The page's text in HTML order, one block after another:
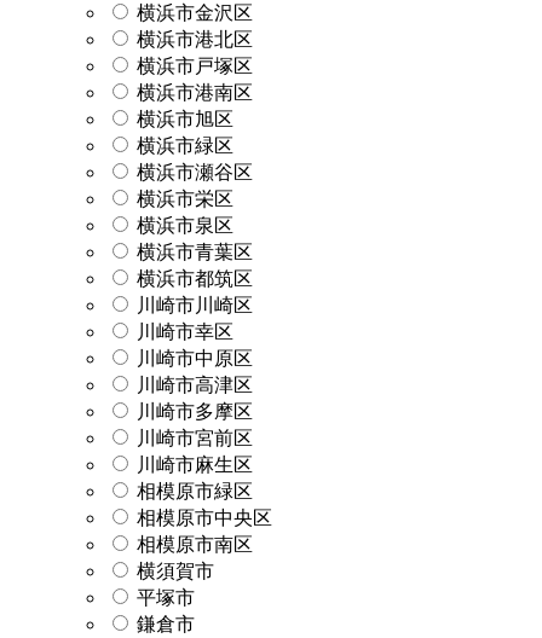
横浜市金沢区
横浜市港北区
横浜市戸塚区
横浜市港南区
横浜市旭区
横浜市緑区
横浜市瀬谷区
横浜市栄区
横浜市泉区
横浜市青葉区
横浜市都筑区
川崎市川崎区
川崎市幸区
川崎市中原区
川崎市高津区
川崎市多摩区
川崎市宮前区
川崎市麻生区
相模原市緑区
相模原市中央区
相模原市南区
横須賀市
平塚市
鎌倉市